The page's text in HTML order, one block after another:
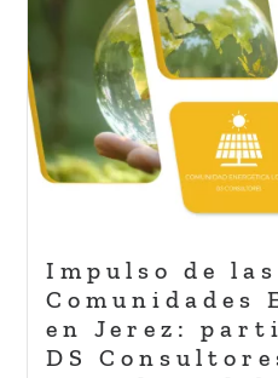
Impulso de las
Comunidades
en Jerez:
DS